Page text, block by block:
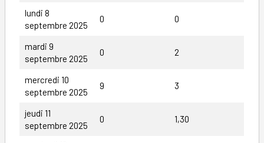
lundi 8
septembre 2025
0 0
mardi 9
septembre 2025
0 2
mercredi 10
septembre 2025
9 3
jeudi 11
septembre 2025
0 1,30